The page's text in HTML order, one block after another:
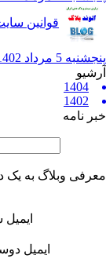
قوانین سایت
مرداد 1402
1404
1402
نامه
وبلاگ به یک
ایمیل
ایمیل